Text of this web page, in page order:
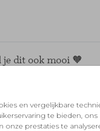
en vergelijkbare
te bieden, ons
onze prestaties te
dit ook mooi 🧡